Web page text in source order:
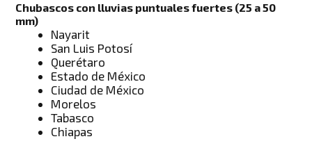
Chubascos con lluvias puntuales fuertes (25 a 50
mm)
Nayarit
San Luis Potosí
Querétaro
Estado de México
Ciudad de México
Morelos
Tabasco
Chiapas